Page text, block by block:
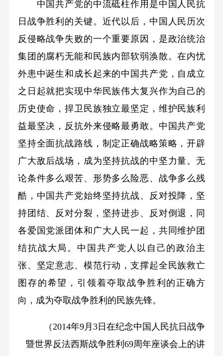
中国共产党的中流砥柱作用是中国人民抗
日战争胜利的关键。近代以后，中国人民历次
反侵略战争失败的一个重要原因，是政治统治
集团的腐朽无能和民族内部软弱涣散。在内忧
外患中诞生和成长起来的中国共产党，自成立
之日起就把实现中华民族伟大复兴作为自己的
历史使命，捍卫民族独立最坚定，维护民族利
益最坚决，反抗外来侵略最勇敢。中国共产党
坚持全面抗战路线，制定正确战略策略，开辟
广大敌后战场，成为坚持抗战的中坚力量。无
论条件多么艰苦、形势多么险恶、战争多么残
酷，中国共产党始终坚持抗战、反对投降，坚
持团结、反对分裂，坚持进步、反对倒退，同
各爱国党派团体和广大人民一起，共同维护团
结抗战大局。中国共产党人以自己的政治主
张、坚定意志、模范行动，支撑起全民族救亡
图存的希望，引领着夺取战争胜利的正确方
向，成为夺取战争胜利的民族先锋。
（2014年9月3日在纪念中国人民抗日战争
暨世界反法西斯战争胜利69周年座谈会上的讲